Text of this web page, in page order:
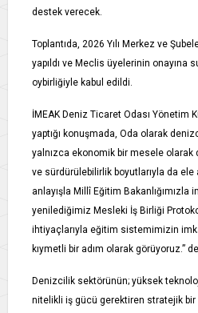
destek verecek.
Toplantıda, 2026 Yılı Merkez ve
yapıldı ve Meclis üyelerinin onayına
oybirliğiyle kabul edildi.
İMEAK Deniz Ticaret Odası Yönetim
yaptığı konuşmada, Oda olarak
yalnızca ekonomik bir mesele olarak
ve sürdürülebilirlik boyutlarıyla da ele
anlayışla Millî Eğitim Bakanlığımızla
yenilediğimiz Mesleki İş Birliği
ihtiyaçlarıyla eğitim sistemimizin
kıymetli bir adım olarak görüyoruz.”
Denizcilik sektörünün; yüksek
nitelikli iş gücü gerektiren stratejik